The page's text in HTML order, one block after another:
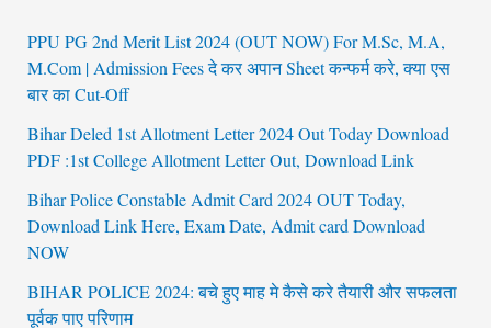
PPU PG 2nd Merit List 2024 (OUT NOW) For M.Sc, M.A,
M.Com | Admission Fees दे कर अपान Sheet कन्फर्म करे, क्या एस
बार का Cut-Off
Bihar Deled 1st Allotment Letter 2024 Out Today Download
PDF :1st College Allotment Letter Out, Download Link
Bihar Police Constable Admit Card 2024 OUT Today,
Download Link Here, Exam Date, Admit card Download
NOW
BIHAR POLICE 2024: बचे हुए माह मे कैसे करे तैयारी और सफलता
पूर्वक पाए परिणाम